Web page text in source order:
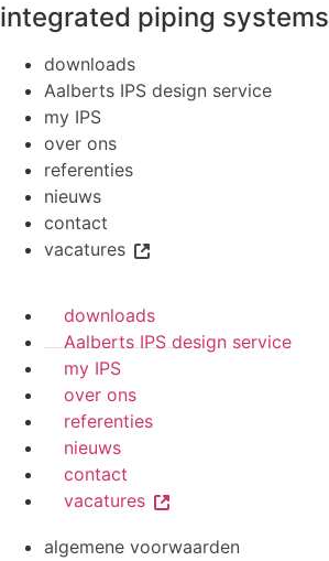
integrated piping systems
downloads
Aalberts IPS design service
my IPS
over ons
referenties
nieuws
contact
vacatures
downloads
Aalberts IPS design service
my IPS
over ons
referenties
nieuws
contact
vacatures
algemene voorwaarden